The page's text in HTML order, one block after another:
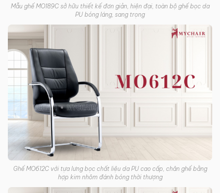
Mẫu ghế MO189C sở hữu thiết kế đơn giản, hiện đại, toàn bộ ghế bọc da
PU bóng láng, sang trọng
Ghế MO612C với tựa lưng bọc chất liệu da PU cao cấp, chân ghế bằng
hợp kim nhôm đánh bóng thời thượng